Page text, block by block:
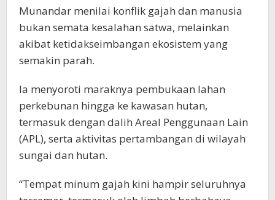
Munandar menilai konflik gajah dan manusia
bukan semata kesalahan satwa, melainkan
akibat ketidakseimbangan ekosistem yang
semakin parah.
Ia menyoroti maraknya pembukaan lahan
perkebunan hingga ke kawasan hutan,
termasuk dengan dalih Areal Penggunaan Lain
(APL), serta aktivitas pertambangan di wilayah
sungai dan hutan.
“Tempat minum gajah kini hampir seluruhnya